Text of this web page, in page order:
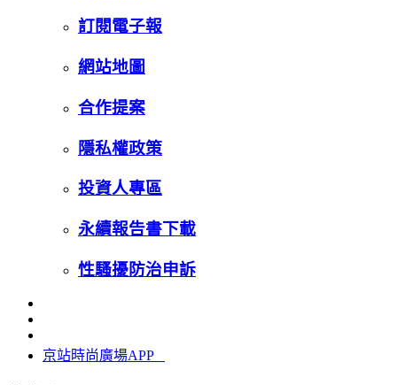
訂閱電子報
網站地圖
合作提案
隱私權政策
投資人專區
永續報告書下載
性騷擾防治申訴
京站時尚廣場APP